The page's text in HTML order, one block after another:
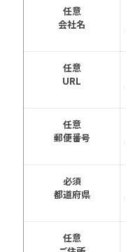
任意
会社名
任意
URL
任意
郵便番号
必須
都道府県
任意